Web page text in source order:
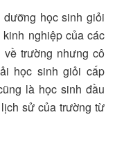
học sinh giỏi
nghiệp của các
trường nhưng cô
học sinh giỏi cấp
là học sinh đầu
sử của trường từ